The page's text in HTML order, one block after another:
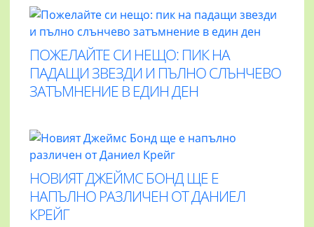
ПОЖЕЛАЙТЕ СИ НЕЩО: ПИК НА
ПАДАЩИ ЗВЕЗДИ И ПЪЛНО СЛЪНЧЕВО
ЗАТЪМНЕНИЕ В ЕДИН ДЕН
НОВИЯТ ДЖЕЙМС БОНД ЩЕ Е
НАПЪЛНО РАЗЛИЧЕН ОТ ДАНИЕЛ
КРЕЙГ